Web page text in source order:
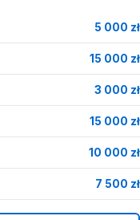
5 000 zł
15 000 zł
3 000 zł
15 000 zł
10 000 zł
7 500 zł